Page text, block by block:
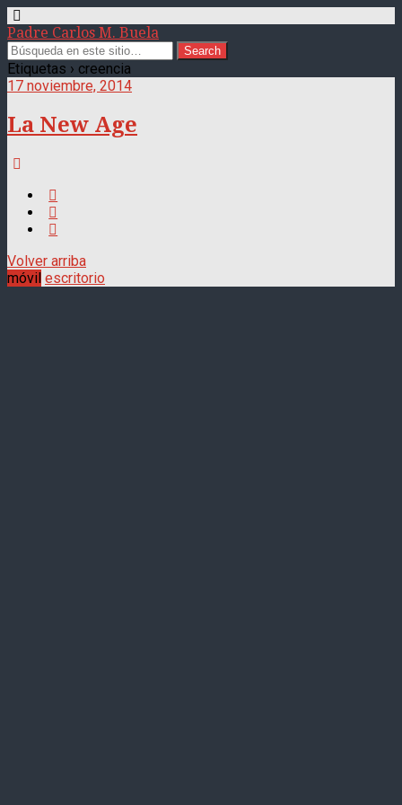
Padre Carlos M. Buela
Etiquetas › creencia
17 noviembre, 2014
La New Age
Volver arriba
móvil escritorio